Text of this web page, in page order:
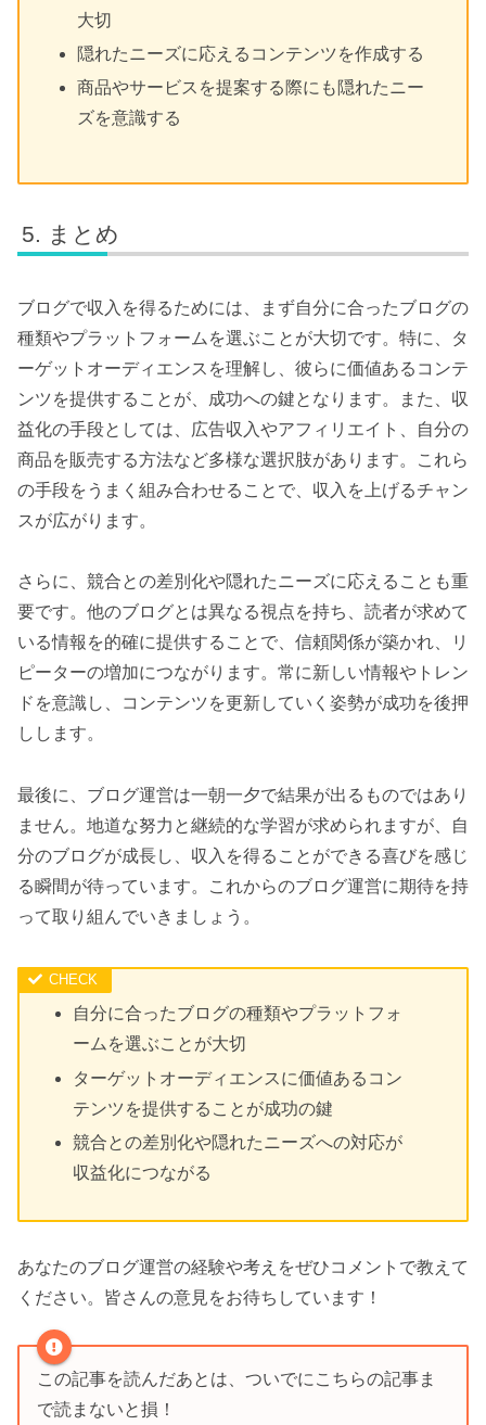
大切
隠れたニーズに応えるコンテンツを作成する
商品やサービスを提案する際にも隠れたニー
ズを意識する
まとめ
ブログで収入を得るためには、まず自分に合ったブログの
種類やプラットフォームを選ぶことが大切です。特に、タ
ーゲットオーディエンスを理解し、彼らに価値あるコンテ
ンツを提供することが、成功への鍵となります。また、収
益化の手段としては、広告収入やアフィリエイト、自分の
商品を販売する方法など多様な選択肢があります。これら
の手段をうまく組み合わせることで、収入を上げるチャン
スが広がります。
さらに、競合との差別化や隠れたニーズに応えることも重
要です。他のブログとは異なる視点を持ち、読者が求めて
いる情報を的確に提供することで、信頼関係が築かれ、リ
ピーターの増加につながります。常に新しい情報やトレン
ドを意識し、コンテンツを更新していく姿勢が成功を後押
しします。
最後に、ブログ運営は一朝一夕で結果が出るものではあり
ません。地道な努力と継続的な学習が求められますが、自
分のブログが成長し、収入を得ることができる喜びを感じ
る瞬間が待っています。これからのブログ運営に期待を持
って取り組んでいきましょう。
自分に合ったブログの種類やプラットフォ
ームを選ぶことが大切
ターゲットオーディエンスに価値あるコン
テンツを提供することが成功の鍵
競合との差別化や隠れたニーズへの対応が
収益化につながる
あなたのブログ運営の経験や考えをぜひコメントで教えて
ください。皆さんの意見をお待ちしています！
この記事を読んだあとは、ついでにこちらの記事ま
で読まないと損！